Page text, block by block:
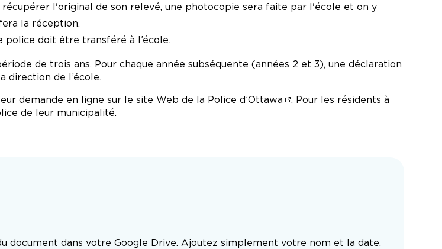
l'original de son relevé, une photocopie sera faite par l'école et on y
la réception.
police doit être transféré à l’école.
de trois ans. Pour chaque année subséquente (années 2 et 3), une déclaration
direction de l’école.
demande en ligne sur le site Web de la Police d’Ottawa
. Pour les résidents à
de leur municipalité.
document dans votre Google Drive. Ajoutez simplement votre nom et la date.